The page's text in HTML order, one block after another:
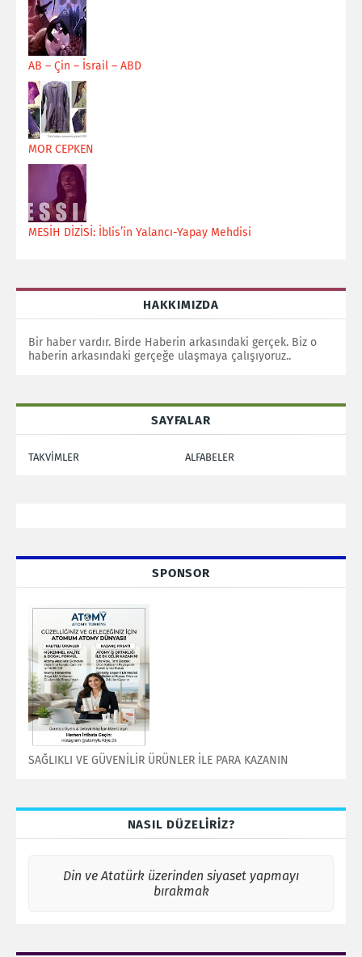
AB – Çin – İsrail – ABD
MOR CEPKEN
MESİH DİZİSİ: İblis’in Yalancı-Yapay Mehdisi
HAKKIMIZDA
Bir haber vardır. Birde Haberin arkasındaki gerçek. Biz o
haberin arkasındaki gerçeğe ulaşmaya çalışıyoruz..
SAYFALAR
TAKVİMLER ALFABELER
SPONSOR
SAĞLIKLI VE GÜVENİLİR ÜRÜNLER İLE PARA KAZANIN
NASIL DÜZELİRİZ?
Din ve Atatürk üzerinden siyaset yapmayı
bırakmak